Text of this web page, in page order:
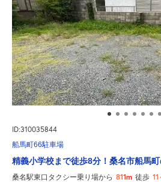
ID:310035844
船馬町66駐車場
精義小学校まで徒歩8分！桑名市船馬
桑名駅東口タクシー乗り場から 811m 徒歩